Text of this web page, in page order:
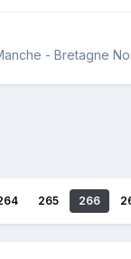
- Bretagne
265 266